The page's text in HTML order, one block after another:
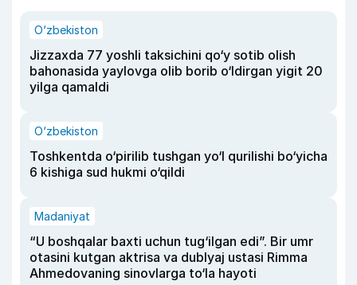
O‘zbekiston
Jizzaxda 77 yoshli taksichini qo‘y sotib olish
bahonasida yaylovga olib borib o‘ldirgan yigit 20
yilga qamaldi
O‘zbekiston
Toshkentda o‘pirilib tushgan yo‘l qurilishi bo‘yicha
6 kishiga sud hukmi o‘qildi
Madaniyat
“U boshqalar baxti uchun tug‘ilgan edi”. Bir umr
otasini kutgan aktrisa va dublyaj ustasi Rimma
Ahmedovaning sinovlarga to‘la hayoti